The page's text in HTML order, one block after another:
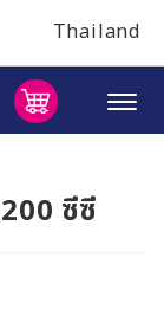
Thailand
200 ซีซี